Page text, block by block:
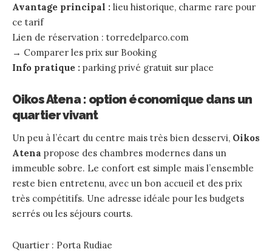
Avantage principal : lieu historique, charme rare pour
ce tarif
Lien de réservation : torredelparco.com
→ Comparer les prix sur Booking
Info pratique : parking privé gratuit sur place
Oikos Atena : option économique dans un
quartier vivant
Un peu à l’écart du centre mais très bien desservi, Oikos
Atena propose des chambres modernes dans un
immeuble sobre. Le confort est simple mais l’ensemble
reste bien entretenu, avec un bon accueil et des prix
très compétitifs. Une adresse idéale pour les budgets
serrés ou les séjours courts.
Quartier : Porta Rudiae